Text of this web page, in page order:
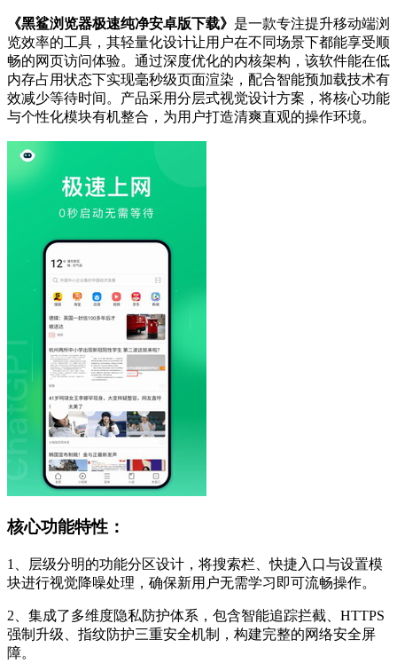
《黑鲨浏览器极速纯净安卓版下载》 是一款专注提升移动端浏
览效率的工具，其轻量化设计让用户在不同场景下都能享受顺
畅的网页访问体验。通过深度优化的内核架构，该软件能在低
内存占用状态下实现毫秒级页面渲染，配合智能预加载技术有
效减少等待时间。产品采用分层式视觉设计方案，将核心功能
与个性化模块有机整合，为用户打造清爽直观的操作环境。
核心功能特性：
1、层级分明的功能分区设计，将搜索栏、快捷入口与设置模
块进行视觉降噪处理，确保新用户无需学习即可流畅操作。
2、集成了多维度隐私防护体系，包含智能追踪拦截、HTTPS
强制升级、指纹防护三重安全机制，构建完整的网络安全屏
障。